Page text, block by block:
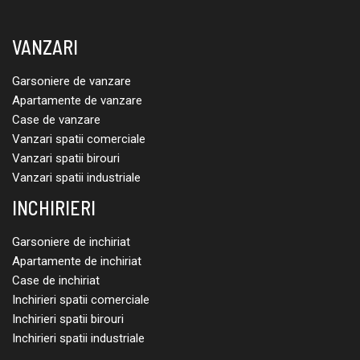
VANZARI
Garsoniere de vanzare
Apartamente de vanzare
Case de vanzare
Vanzari spatii comerciale
Vanzari spatii birouri
Vanzari spatii industriale
INCHIRIERI
Garsoniere de inchiriat
Apartamente de inchiriat
Case de inchiriat
Inchirieri spatii comerciale
Inchirieri spatii birouri
Inchirieri spatii industriale